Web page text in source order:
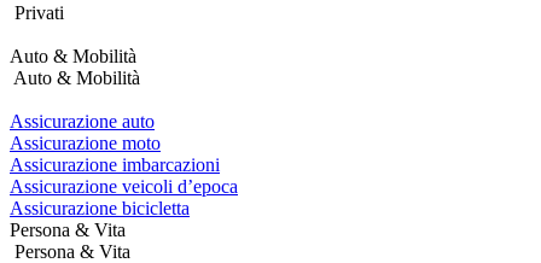
Privati
Auto & Mobilità
Auto & Mobilità
Assicurazione auto
Assicurazione moto
Assicurazione imbarcazioni
Assicurazione veicoli d’epoca
Assicurazione bicicletta
Persona & Vita
Persona & Vita